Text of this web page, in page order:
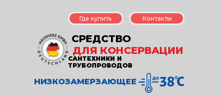
ДЛЯ КОНСЕРВАЦИИ
СРЕДСТВО
САНТЕХНИКИ И
ТРУБОПРОВОДОВ
НИЗКОЗАМЕРЗАЮЩЕЕ
Где купить Контакты